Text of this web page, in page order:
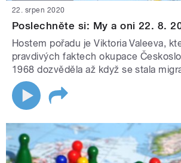
22. srpen 2020
Poslechněte si: My a oni 22. 8.
Hostem pořadu je Viktoria Valeeva,
pravdivých faktech okupace
1968 dozvěděla až když se stala